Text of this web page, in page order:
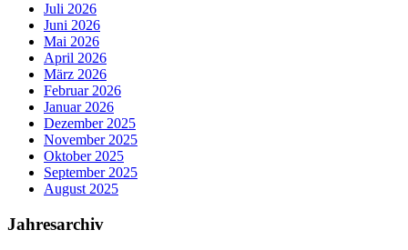
Juli 2026
Juni 2026
Mai 2026
April 2026
März 2026
Februar 2026
Januar 2026
Dezember 2025
November 2025
Oktober 2025
September 2025
August 2025
Jahresarchiv